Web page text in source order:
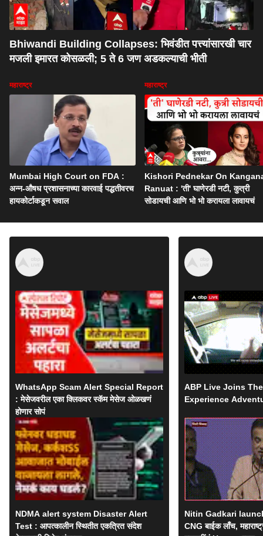
Bhiwandi Building Collapses: भिवंडीत पत्त्यांसारखी चार
मजली इमारत कोसळली; 5 ते 6 जण अडकल्याची भीती
महाराष्ट्र
Mumbai High Court on FDA :
अन्न-औषध प्रशासनाच्या कारवाई पद्धतीवरच
हायकोर्टाकडून सवाल
महाराष्ट्र
Kishori Pednekar On
Ranuat : 'ती' घाणेरडी नटी, कुत्री
सोडायची आणि भो भो करायला लावायचं
WhatsApp Scam Alert Special Report
: मेसेजवरील एका क्लिकवर स्कॅम मेसेज ओळखणं
होणार सोपं
NDMA alert system Disaster Alert
Test : आपत्कालीन स्थितीत एकत्रित संदेश
ABP Live Joins
Experience
Nitin Gadkari
CNG बाईक लाँच,